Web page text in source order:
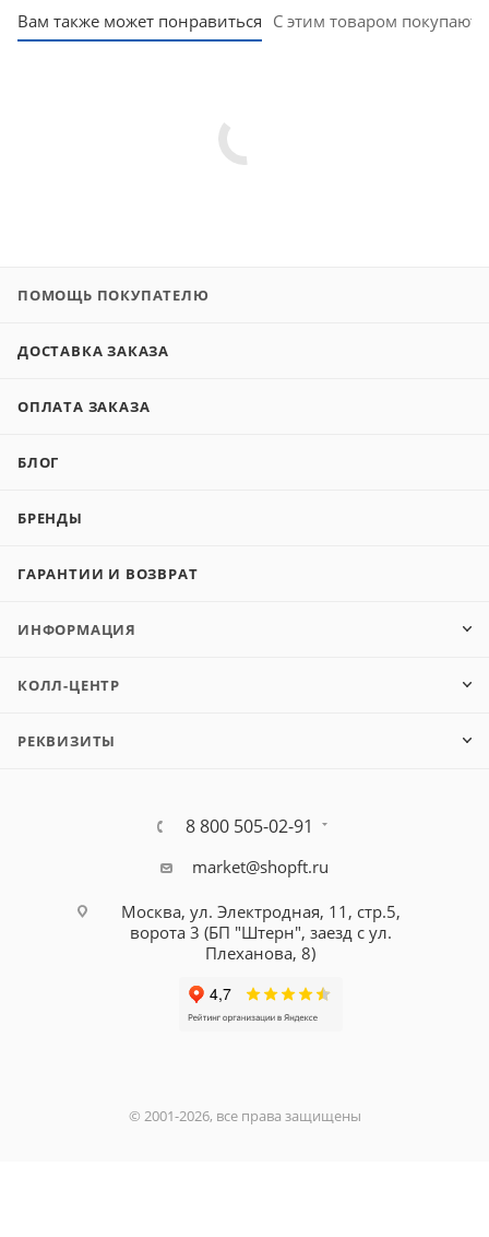
Вам также может понравиться С этим товаром покупают
ПОМОЩЬ ПОКУПАТЕЛЮ
ДОСТАВКА ЗАКАЗА
ОПЛАТА ЗАКАЗА
БЛОГ
БРЕНДЫ
ГАРАНТИИ И ВОЗВРАТ
ИНФОРМАЦИЯ
КОЛЛ-ЦЕНТР
РЕКВИЗИТЫ
8 800 505-02-91
market@shopft.ru
Москва, ул. Электродная, 11, стр.5,
ворота 3 (БП "Штерн", заезд с ул.
Плеханова, 8)
© 2001-2026, все права защищены